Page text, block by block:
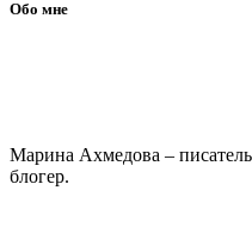
Обо мне
Марина Ахмедова –
блогер.